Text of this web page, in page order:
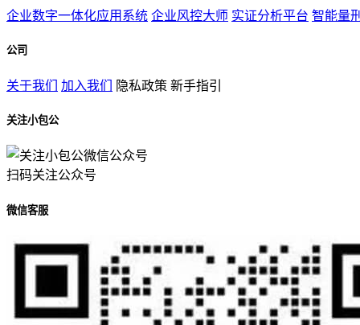
企业数字一体化应用系统 企业风控大师 实证分析平台 智能量
公司
关于我们 加入我们 隐私政策 新手指引
关注小包公
扫码关注公众号
微信客服